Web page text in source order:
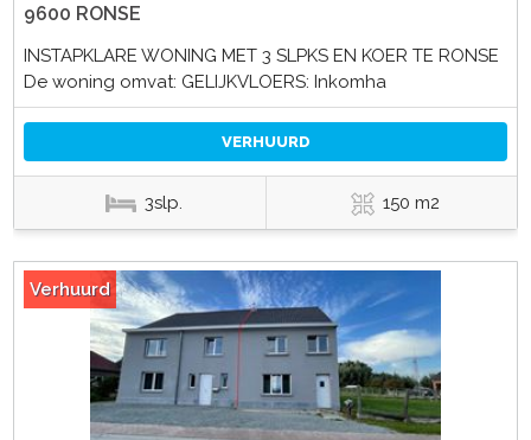
9600 RONSE
INSTAPKLARE WONING MET 3 SLPKS EN KOER TE RONSE
De woning omvat: GELIJKVLOERS: Inkomha
VERHUURD
3slp. 150 m2
Verhuurd